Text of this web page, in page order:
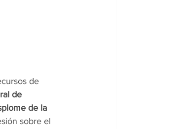
de
de
de la
sobre el